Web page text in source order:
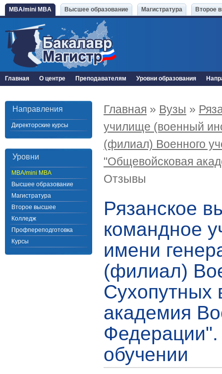
MBA/mini MBA Высшее образование Магистратура Второе
Главная О центре Преподавателям Уровни образования
Направления
Директорские курсы
Уровни
MBA/mini MBA
Высшее образование
Магистратура
Второе высшее
Колледж
Профпереподготовка
Курсы
Главная » Вузы »
училище (военный
(филиал) Военного
"Общевойсковая
Отзывы
Рязанское
командное
имени
(филиал)
Сухопутных
академия
обучении